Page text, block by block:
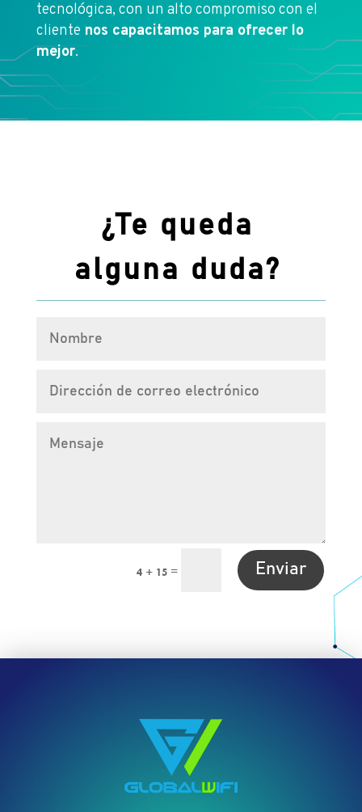
tecnológica, con un alto compromiso con el
cliente nos capacitamos para ofrecer lo
mejor.
¿Te queda
alguna duda?
4 + 15 = Enviar